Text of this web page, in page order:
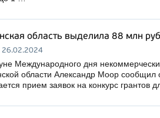
область выделила 88 млн
26.02.2024
Международного дня
области Александр Моор сообщил
прием заявок на конкурс грантов